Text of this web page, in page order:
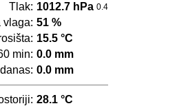
Tlak: 1012.7 hPa 0.4
vlaga: 51 %
15.5 °C
min: 0.0 mm
0.0 mm
28.1 °C